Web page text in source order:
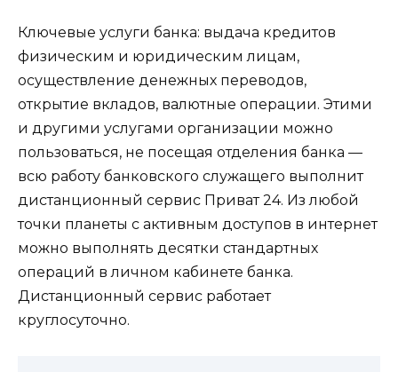
Ключевые услуги банка: выдача кредитов
физическим и юридическим лицам,
осуществление денежных переводов,
открытие вкладов, валютные операции. Этими
и другими услугами организации можно
пользоваться, не посещая отделения банка —
всю работу банковского служащего выполнит
дистанционный сервис Приват 24. Из любой
точки планеты с активным доступов в интернет
можно выполнять десятки стандартных
операций в личном кабинете банка.
Дистанционный сервис работает
круглосуточно.